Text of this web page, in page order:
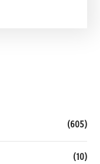
(605)
(10)